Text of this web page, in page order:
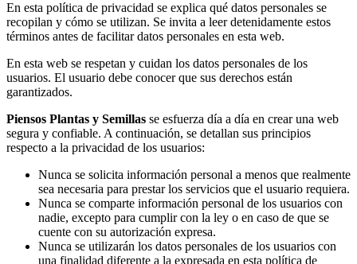
En esta política de privacidad se explica qué datos personales se
recopilan y cómo se utilizan. Se invita a leer detenidamente estos
términos antes de facilitar datos personales en esta web.
En esta web se respetan y cuidan los datos personales de los
usuarios. El usuario debe conocer que sus derechos están
garantizados.
Piensos Plantas y Semillas se esfuerza día a día en crear una web
segura y confiable. A continuación, se detallan sus principios
respecto a la privacidad de los usuarios:
Nunca se solicita información personal a menos que realmente
sea necesaria para prestar los servicios que el usuario requiera.
Nunca se comparte información personal de los usuarios con
nadie, excepto para cumplir con la ley o en caso de que se
cuente con su autorización expresa.
Nunca se utilizarán los datos personales de los usuarios con
una finalidad diferente a la expresada en esta política de